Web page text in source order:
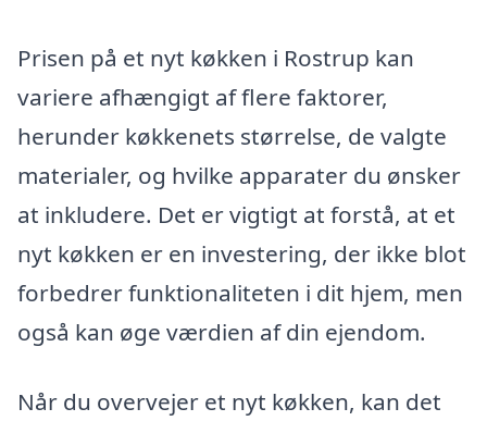
Prisen på et nyt køkken i Rostrup kan
variere afhængigt af flere faktorer,
herunder køkkenets størrelse, de valgte
materialer, og hvilke apparater du ønsker
at inkludere. Det er vigtigt at forstå, at et
nyt køkken er en investering, der ikke blot
forbedrer funktionaliteten i dit hjem, men
også kan øge værdien af din ejendom.
Når du overvejer et nyt køkken, kan det